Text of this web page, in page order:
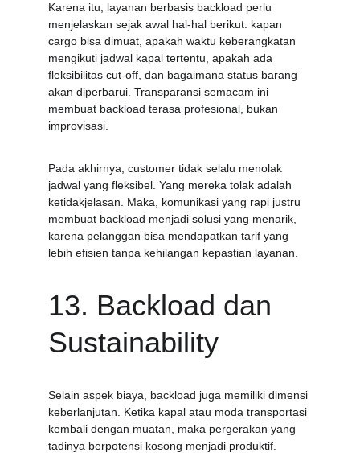
Karena itu, layanan berbasis backload perlu
menjelaskan sejak awal hal-hal berikut: kapan
cargo bisa dimuat, apakah waktu keberangkatan
mengikuti jadwal kapal tertentu, apakah ada
fleksibilitas cut-off, dan bagaimana status barang
akan diperbarui. Transparansi semacam ini
membuat backload terasa profesional, bukan
improvisasi.
Pada akhirnya, customer tidak selalu menolak
jadwal yang fleksibel. Yang mereka tolak adalah
ketidakjelasan. Maka, komunikasi yang rapi justru
membuat backload menjadi solusi yang menarik,
karena pelanggan bisa mendapatkan tarif yang
lebih efisien tanpa kehilangan kepastian layanan.
13. Backload dan
Sustainability
Selain aspek biaya, backload juga memiliki dimensi
keberlanjutan. Ketika kapal atau moda transportasi
kembali dengan muatan, maka pergerakan yang
tadinya berpotensi kosong menjadi produktif.